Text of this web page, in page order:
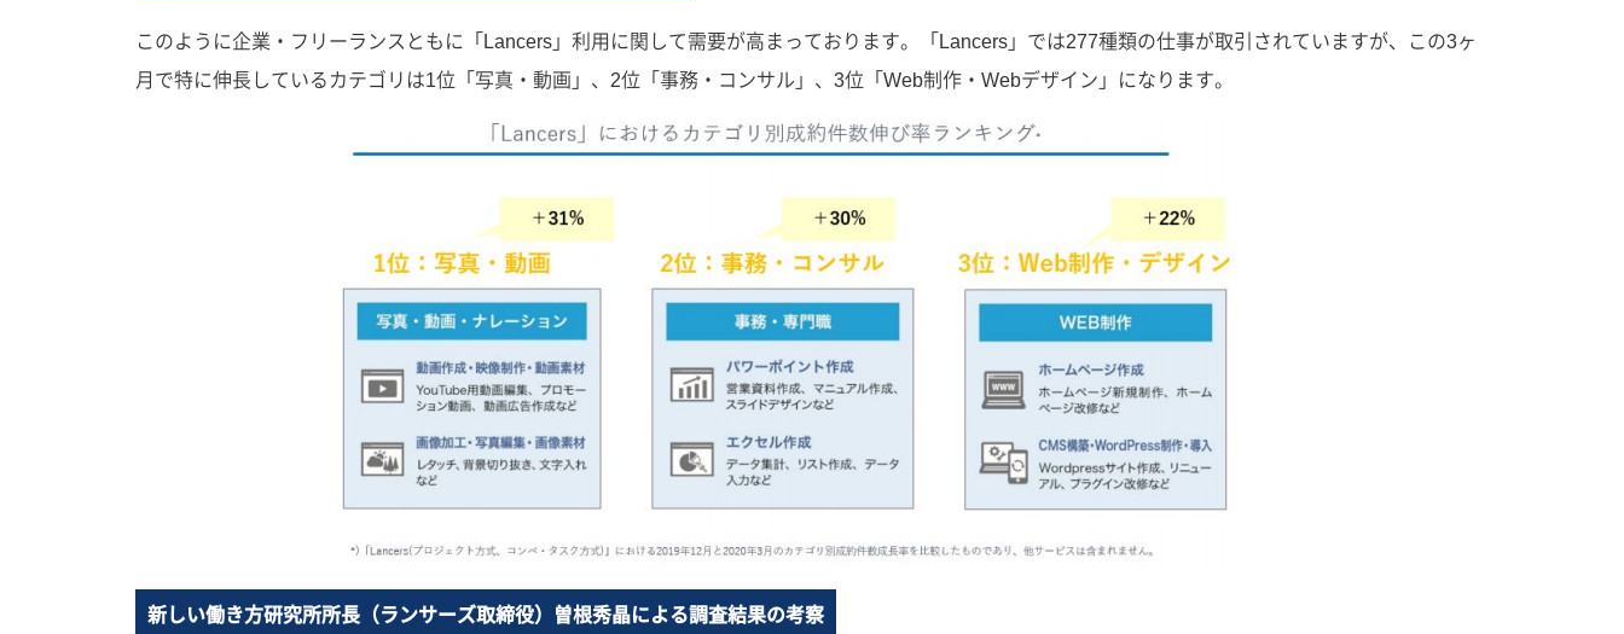
このように企業・フリーランスともに「Lancers」利用に関して需要が高まっております。「Lancers」では277種類の仕事が取引されていますが、この3ヶ
月で特に伸長しているカテゴリは1位「写真・動画」、2位「事務・コンサル」、3位「Web制作・Webデザイン」になります。
新しい働き方研究所所長（ランサーズ取締役）曽根秀晶による調査結果の考察